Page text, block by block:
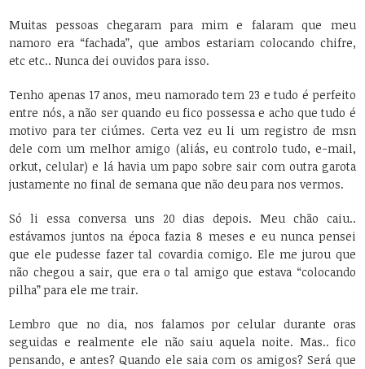
Muitas pessoas chegaram para mim e falaram que meu
namoro era “fachada”, que ambos estariam colocando chifre,
etc etc.. Nunca dei ouvidos para isso.
Tenho apenas 17 anos, meu namorado tem 23 e tudo é perfeito
entre nós, a não ser quando eu fico possessa e acho que tudo é
motivo para ter ciúmes. Certa vez eu li um registro de msn
dele com um melhor amigo (aliás, eu controlo tudo, e-mail,
orkut, celular) e lá havia um papo sobre sair com outra garota
justamente no final de semana que não deu para nos vermos.
Só li essa conversa uns 20 dias depois. Meu chão caiu..
estávamos juntos na época fazia 8 meses e eu nunca pensei
que ele pudesse fazer tal covardia comigo. Ele me jurou que
não chegou a sair, que era o tal amigo que estava “colocando
pilha” para ele me trair.
Lembro que no dia, nos falamos por celular durante oras
seguidas e realmente ele não saiu aquela noite. Mas.. fico
pensando, e antes? Quando ele saia com os amigos? Será que